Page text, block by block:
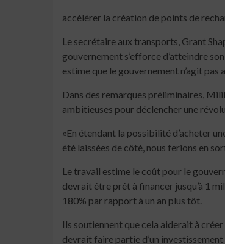
accélérer la création de points de
Le secrétaire aux transports, Grant
gouvernement s’efforce d’atteindre
estime que le gouvernement n’agit pas
Dans des remarques préliminaires,
ambitieuses pour déclencher une
«En étendant la possibilité d’acheter
été laissées de côté, nous ferions en
Le travail estime le coût pour le
devrait être prêt à financer jusqu’à 1
180% par rapport à un an plus tôt.
Ils soutiennent que cela aiderait à
devrait faire partie d’un